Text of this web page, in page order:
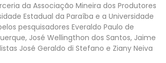
da Associação Mineira dos Produtores
Estadual da Paraíba e a Universidade
pesquisadores Everaldo Paulo de
José Wellingthon dos Santos, Jaime
José Geraldo di Stefano e Ziany Neiva